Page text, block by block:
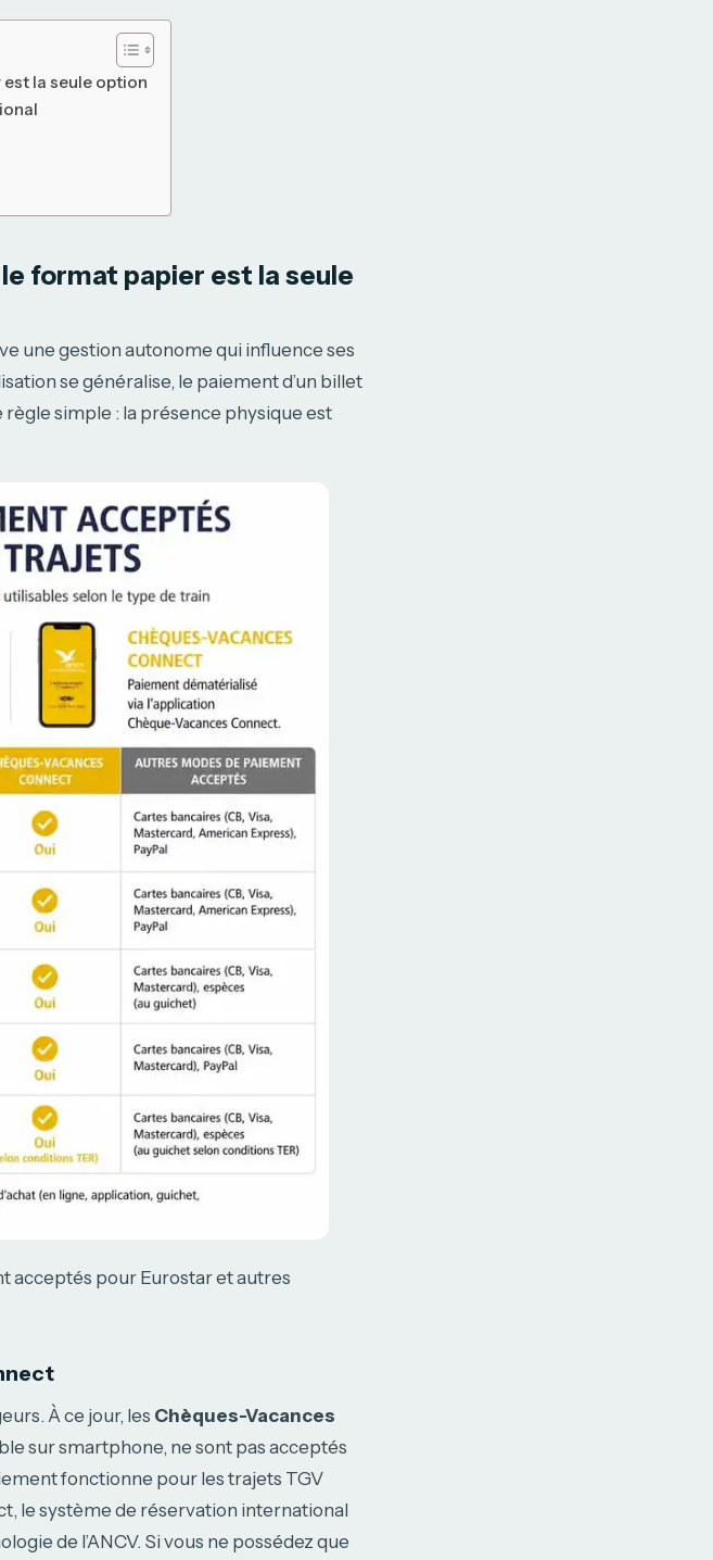
la seule option
format papier est la seule
une gestion autonome qui influence ses
se généralise, le paiement d’un billet
simple : la présence physique est
acceptés pour Eurostar et autres
À ce jour, les Chèques-Vacances
sur smartphone, ne sont pas acceptés
fonctionne pour les trajets TGV
le système de réservation international
de l’ANCV. Si vous ne possédez que